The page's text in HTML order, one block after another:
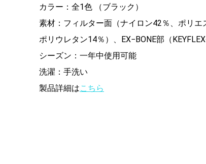
カラー：全1色 （ブラック）
素材：フィルター面（ナイロン42％、ポリ
ポリウレタン14％）、EX−BONE部（
シーズン：一年中使用可能
洗濯：手洗い
製品詳細はこちら